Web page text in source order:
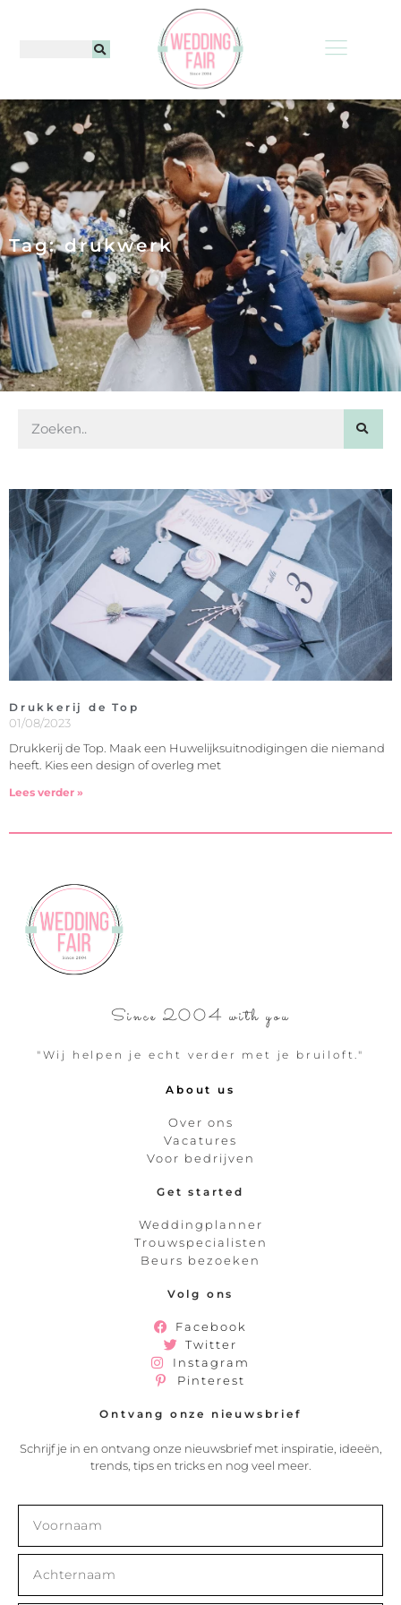
Tag: drukwerk
Drukkerij de Top
01/08/2023
Drukkerij de Top. Maak een Huwelijksuitnodigingen die niemand
heeft. Kies een design of overleg met
Lees verder »
Since 2004 with you
"Wij helpen je echt verder met je bruiloft."
About us
Over ons
Vacatures
Voor bedrijven
Get started
Weddingplanner
Trouwspecialisten
Beurs bezoeken
Volg ons
Facebook
Twitter
Instagram
Pinterest
Ontvang onze nieuwsbrief
Schrijf je in en ontvang onze nieuwsbrief met inspiratie, ideeën,
trends, tips en tricks en nog veel meer.